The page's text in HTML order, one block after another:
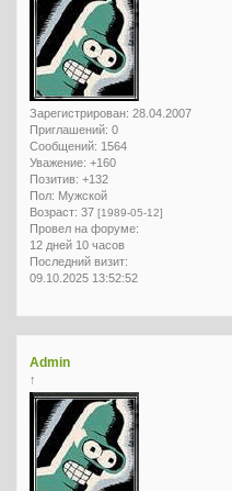
Зарегистрирован: 28.04.2007
Приглашений: 0
Сообщений: 1564
Уважение: +160
Позитив: +132
Пол: Мужской
Возраст: 37 [1989-05-12]
Провел на форуме:
12 дней 10 часов
Последний визит:
09.10.2025 13:52:52
Admin
↑